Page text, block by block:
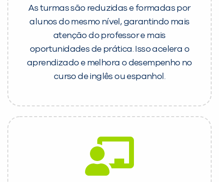
As turmas são reduzidas e formadas por
alunos do mesmo nível, garantindo mais
atenção do professor e mais
oportunidades de prática. Isso acelera o
aprendizado e melhora o desempenho no
curso de inglês ou espanhol.